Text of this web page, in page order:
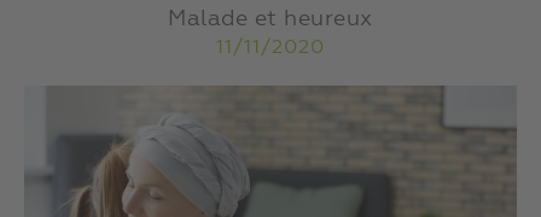
Malade et heureux
11/11/2020